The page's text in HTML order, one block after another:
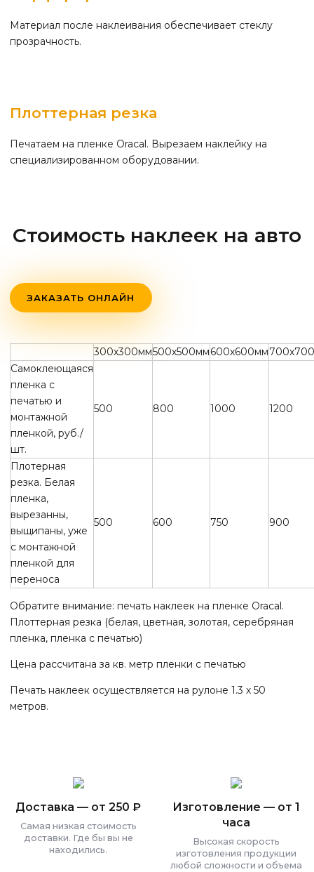
Материал после наклеивания обеспечивает стеклу
прозрачность.
Плоттерная резка
Печатаем на пленке Oracal. Вырезаем наклейку на
специализированном оборудовании.
Стоимость наклеек на авто
ЗАКАЗАТЬ ОНЛАЙН
300х300мм500х500мм600х600мм
Самоклеющаяся
пленка с
печатью и
монтажной
пленкой, руб./
шт.
500 800 1000 1200
Плотерная
резка. Белая
пленка,
вырезанны,
выщипаны, уже
с монтажной
пленкой для
переноса
500 600 750 900
Обратите внимание: печать наклеек на пленке Oracal.
Плоттерная резка (белая, цветная, золотая, серебряная
пленка, пленка с печатью)
Цена рассчитана за кв. метр пленки с печатью
Печать наклеек осуществляется на рулоне 1.3 х 50
метров.
Доставка — от 250 ₽
Самая низкая стоимость
доставки. Где бы вы не
находились.
Изготовление — от 1
часа
Высокая скорость
изготовления продукции
любой сложности и объема